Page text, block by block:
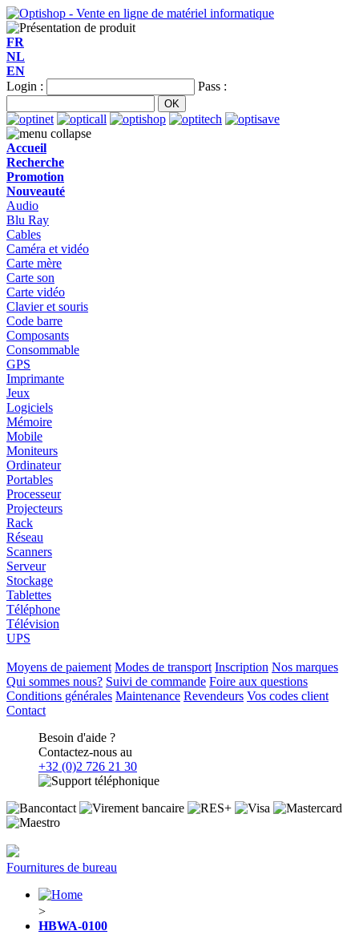
FR
NL
EN
Login :
Pass :
Accueil
Recherche
Promotion
Nouveauté
Audio
Blu Ray
Cables
Caméra et vidéo
Carte mère
Carte son
Carte vidéo
Clavier et souris
Code barre
Composants
Consommable
GPS
Imprimante
Jeux
Logiciels
Mémoire
Mobile
Moniteurs
Ordinateur
Portables
Processeur
Projecteurs
Rack
Réseau
Scanners
Serveur
Stockage
Tablettes
Téléphone
Télévision
UPS
Moyens de paiement Modes de transport Inscription Nos marques
Qui sommes nous? Suivi de commande Foire aux questions
Conditions générales Maintenance Revendeurs Vos codes client
Contact
Besoin d'aide ?
Contactez-nous au
+32 (0)2 726 21 30
Fournitures de bureau
>
HBWA-0100